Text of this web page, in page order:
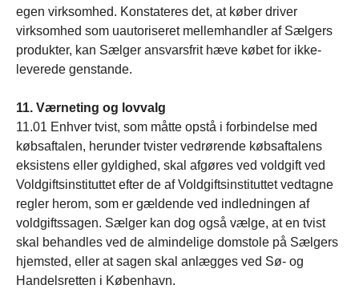
egen virksomhed. Konstateres det, at køber driver
virksomhed som uautoriseret mellemhandler af Sælgers
produkter, kan Sælger ansvarsfrit hæve købet for ikke-
leverede genstande.
11. Værneting og lovvalg
11.01 Enhver tvist, som måtte opstå i forbindelse med
købsaftalen, herunder tvister vedrørende købsaftalens
eksistens eller gyldighed, skal afgøres ved voldgift ved
Voldgiftsinstituttet efter de af Voldgiftsinstituttet vedtagne
regler herom, som er gældende ved indledningen af
voldgiftssagen. Sælger kan dog også vælge, at en tvist
skal behandles ved de almindelige domstole på Sælgers
hjemsted, eller at sagen skal anlægges ved Sø- og
Handelsretten i København.